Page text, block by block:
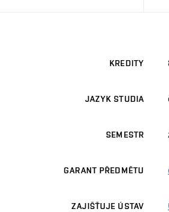
KREDITY
JAZYK STUDIA
SEMESTR
GARANT PŘEDMĚTU
ZAJIŠŤUJE ÚSTAV